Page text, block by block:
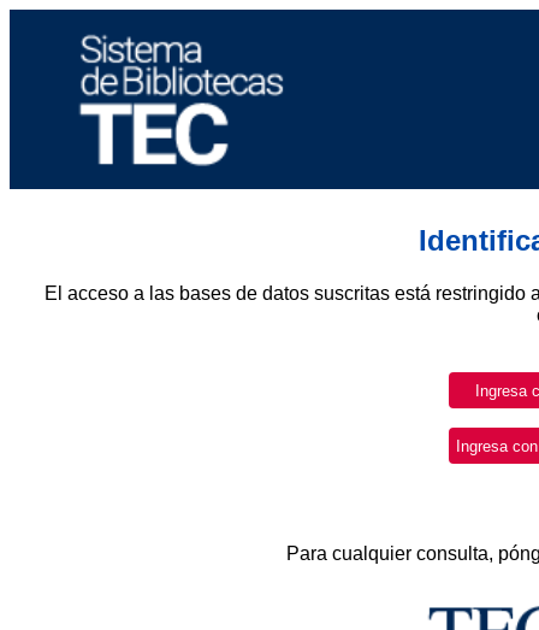
El acceso a las bases de datos suscritas está
Para cualquier consulta,